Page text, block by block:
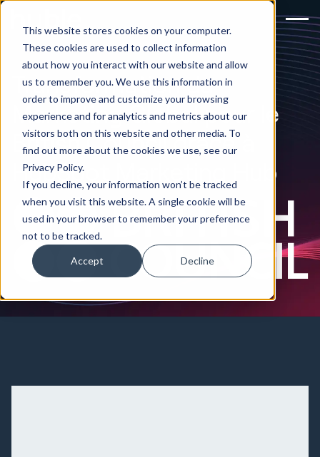
This website stores cookies on your computer.
These cookies are used to collect information
about how you interact with our website and allow
us to remember you. We use this information in
order to improve and customize your browsing
experience and for analytics and metrics about our
visitors both on this website and other media. To
find out more about the cookies we use, see our
Privacy Policy.
If you decline, your information won’t be tracked
when you visit this website. A single cookie will be
used in your browser to remember your preference
not to be tracked.
Accept Decline
Transformation du
Marketing Global pour le
British Council grâce à
HubSpot Marketing Hub